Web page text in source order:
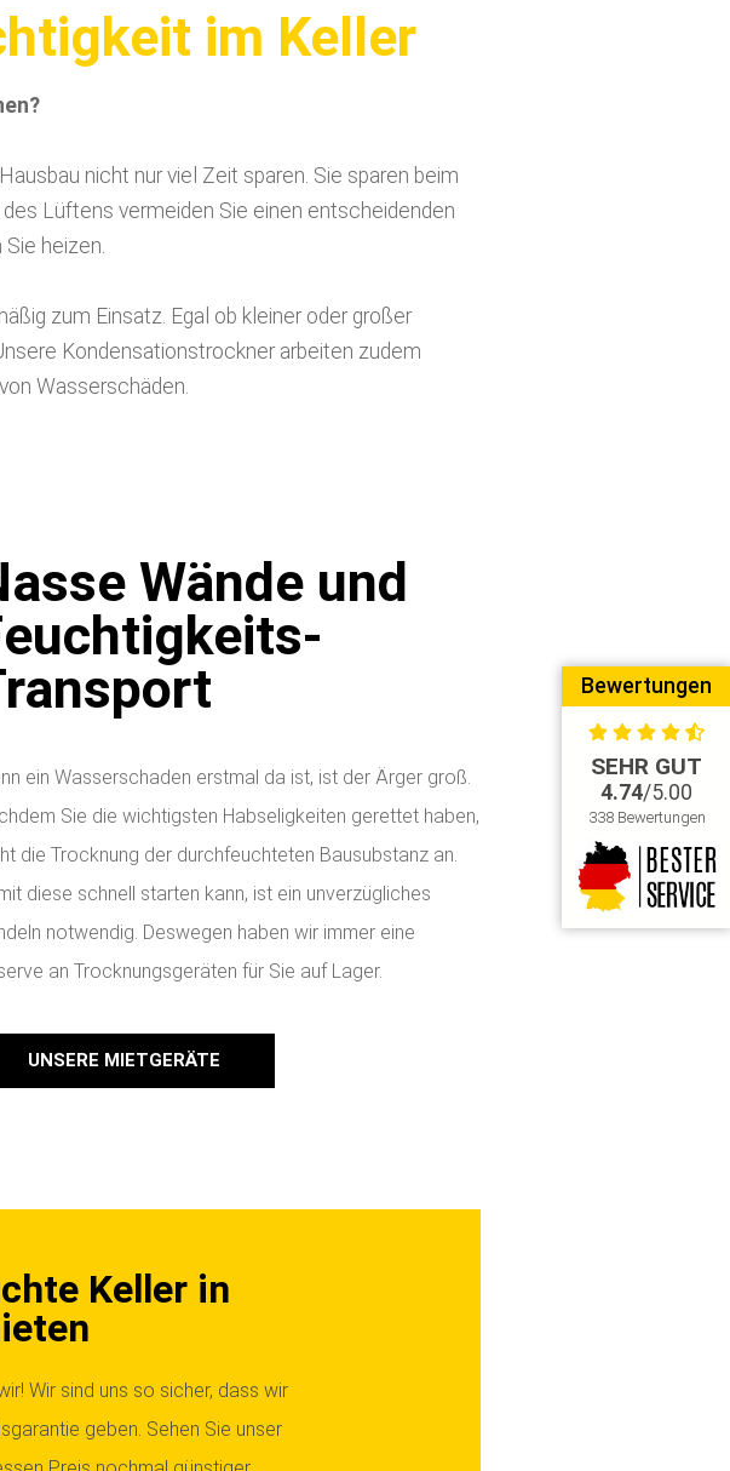
im Keller
nicht nur viel Zeit sparen. Sie sparen beim
Lüftens vermeiden Sie einen entscheidenden
heizen.
zum Einsatz. Egal ob kleiner oder großer
Kondensationstrockner arbeiten zudem
Wasserschäden.
Wände und
ein Wasserschaden erstmal da ist, ist der Ärger groß.
Sie die wichtigsten Habseligkeiten gerettet haben,
die Trocknung der durchfeuchteten Bausubstanz an.
diese schnell starten kann, ist ein unverzügliches
notwendig. Deswegen haben wir immer eine
an Trocknungsgeräten für Sie auf Lager.
UNSERE MIETGERÄTE
Keller in
Wir sind uns so sicher, dass wir
geben. Sehen Sie unser
Bewertungen
SEHR GUT
4.74/5.00
338 Bewertungen